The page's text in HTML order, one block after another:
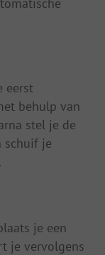
eerst
behulp van
stel je de
schuif je
je een
je vervolgens